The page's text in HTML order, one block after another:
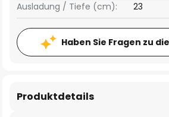
Ausladung / Tiefe (cm): 23
Haben Sie Fragen zu
Produktdetails